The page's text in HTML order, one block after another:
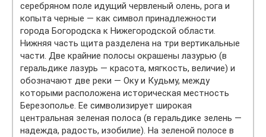
серебряном поле идущий червленый олень, рога и
копыта черные — как символ принадлежности
города Богородска к Нижегородской области.
Нижняя часть щита разделена на три вертикальные
части. Две крайние полосы окрашены лазурью (в
геральдике лазурь — красота, мягкость, величие) и
обозначают две реки — Оку и Кудьму, между
которыми расположена историческая местность
Березополье. Ее символизирует широкая
центральная зеленая полоса (в геральдике зелень —
надежда, радость, изобилие). На зеленой полосе в